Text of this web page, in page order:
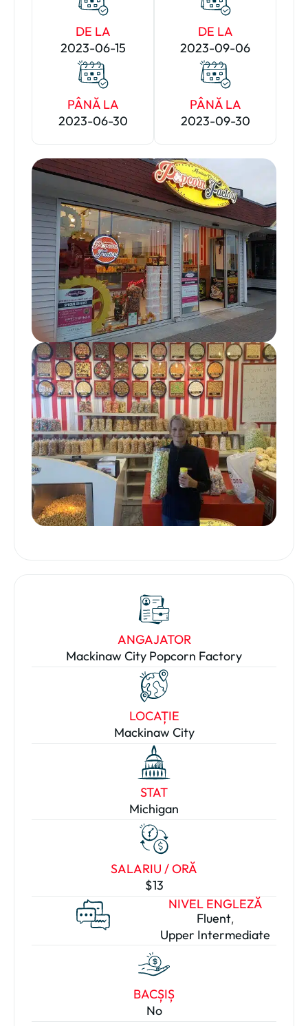
ANGAJATOR
Mackinaw City Popcorn Factory
LOCAȚIE
Mackinaw City
STAT
Michigan
SALARIU / ORĂ
$13
NIVEL ENGLEZĂ
Fluent,
Upper Intermediate
BACȘIȘ
No
DE LA
2023-06-15
PÂNĂ LA
2023-06-30
DE LA
2023-09-06
PÂNĂ LA
2023-09-30